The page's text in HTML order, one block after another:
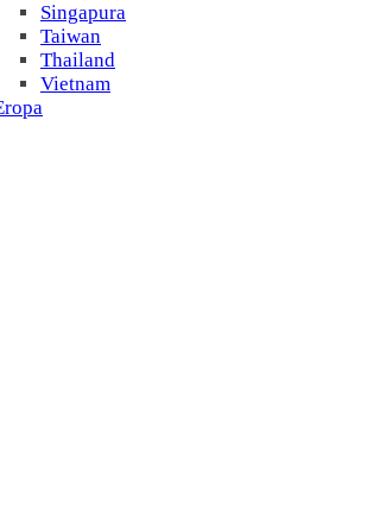
Singapura
Taiwan
Thailand
Vietnam